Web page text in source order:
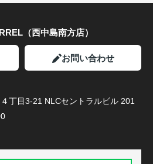
（西中島南方店）
お問い合わせ
丁目3-21 NLCセントラルビル 201